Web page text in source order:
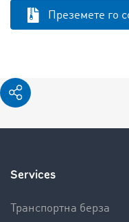
Преземете го
Services
Транспортна берза